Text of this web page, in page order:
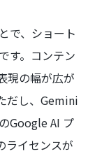
で、ショート
す。コンテン
現の幅が広が
だし、Gemini
Google AI プ
ライセンスが